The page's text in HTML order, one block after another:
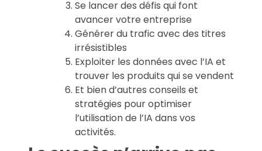
Se lancer des défis qui font
avancer votre entreprise
Générer du trafic avec des titres
irrésistibles
Exploiter les données avec l’IA et
trouver les produits qui se vendent
Et bien d’autres conseils et
stratégies pour optimiser
l’utilisation de l’IA dans vos
activités.